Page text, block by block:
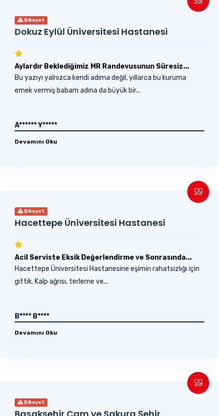
Şikayet
Dokuz Eylül Üniversitesi Hastanesi
Aylardır Beklediğimiz MR Randevusunun Süresiz...
Bu yazıyı yalnızca kendi adıma değil, yıllarca bu kuruma
emek vermiş babam adına da büyük bir...
A****** Y*****
Devamını Oku
Şikayet
Hacettepe Üniversitesi Hastanesi
Acil Serviste Eksik Değerlendirme ve Sonrasında...
Hacettepe Üniversitesi Hastanesine eşimin rahatsızlığı için
gittik. Kalp ağrısı, terleme ve...
B**** B****
Devamını Oku
Şikayet